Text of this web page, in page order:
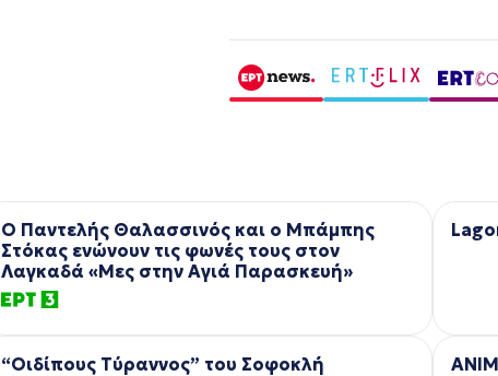
Ο Παντελής Θαλασσινός και ο Μπάμπης
Στόκας ενώνουν τις φωνές τους στον
Λαγκαδά «Μες στην Αγιά Παρασκευή»
“Οιδίπoυς Τύραννος” του Σοφοκλή